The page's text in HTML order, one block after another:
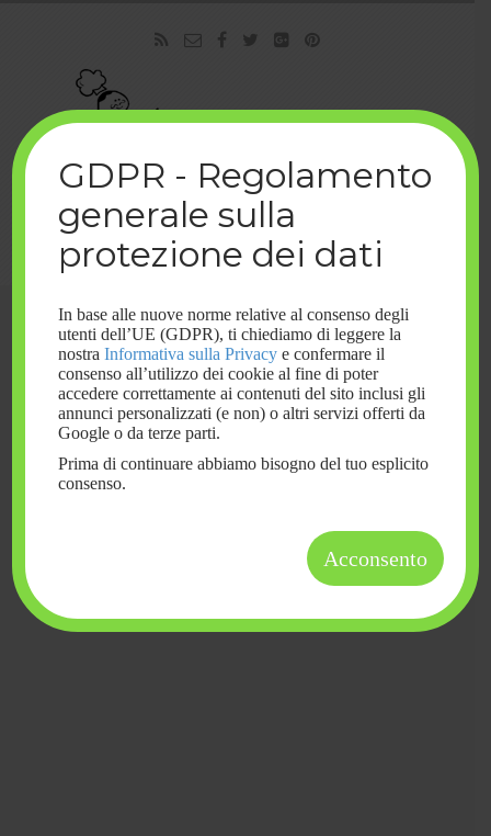
Il blog delle Buoneforchette
Spolvera la tua mente la vita ha un altro gusto!
GDPR - Regolamento
generale sulla
protezione dei dati
In base alle nuove norme relative al consenso degli
utenti dell’UE (GDPR), ti chiediamo di leggere la
nostra Informativa sulla Privacy e confermare il
consenso all’utilizzo dei cookie al fine di poter
accedere correttamente ai contenuti del sito inclusi gli
annunci personalizzati (e non) o altri servizi offerti da
Google o da terze parti.
Prima di continuare abbiamo bisogno del tuo esplicito
consenso.
Acconsento